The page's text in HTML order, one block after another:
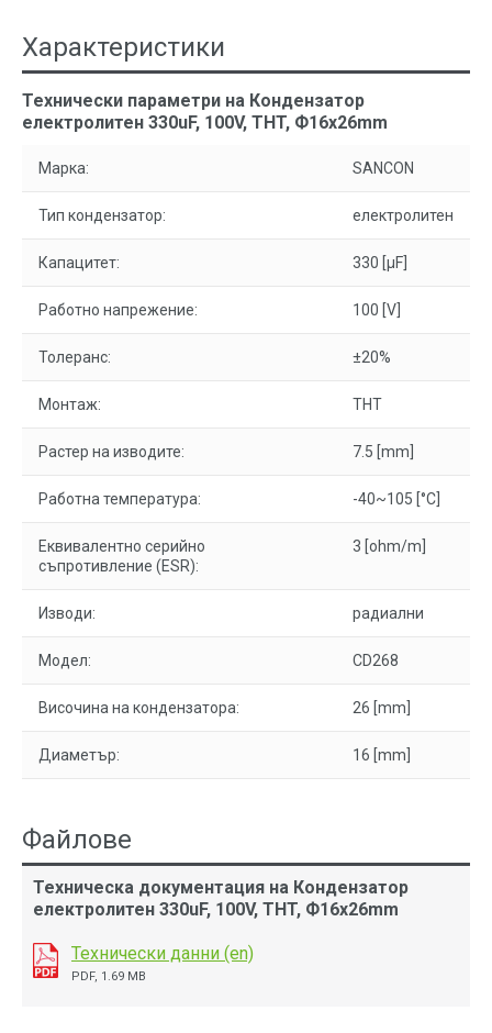
Характеристики
Технически параметри на Кондензатор
електролитен 330uF, 100V, THT, Ф16x26mm
Марка: SANCON
Тип кондензатор: електролитен
Капацитет: 330 [µF]
Работно напрежение: 100 [V]
Толеранс: ±20%
Монтаж: THT
Растер на изводите: 7.5 [mm]
Работна температура: -40~105 [°C]
Еквивалентно серийно
съпротивление (ESR):
3 [ohm/m]
Изводи: радиални
Модел: CD268
Височина на кондензатора: 26 [mm]
Диаметър: 16 [mm]
Файлове
Техническа документация на Кондензатор
електролитен 330uF, 100V, THT, Ф16x26mm
Технически данни (en)
PDF, 1.69 MB